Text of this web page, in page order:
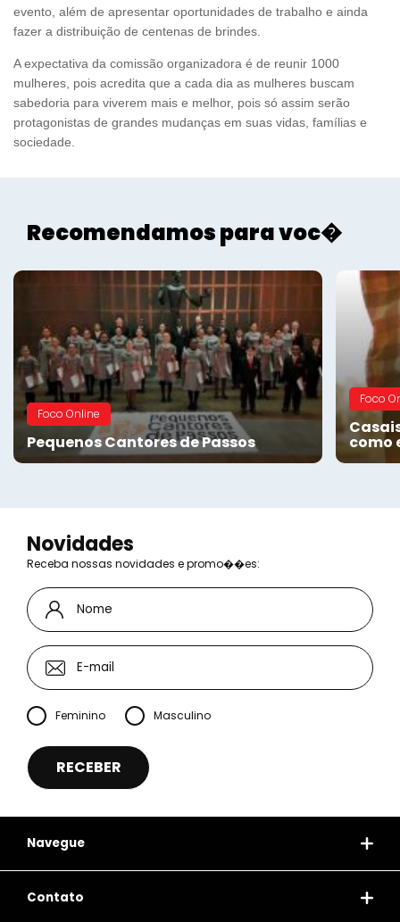
evento, além de apresentar oportunidades de trabalho e ainda
fazer a distribuição de centenas de brindes.
A expectativa da comissão organizadora é de reunir 1000
mulheres, pois acredita que a cada dia as mulheres buscam
sabedoria para viverem mais e melhor, pois só assim serão
protagonistas de grandes mudanças em suas vidas, famílias e
sociedade.
Recomendamos para voc�
Foco Online
Pequenos Cantores de Passos
Foco
como
Novidades
Receba nossas novidades e promo��es:
Feminino Masculino
Navegue
Contato